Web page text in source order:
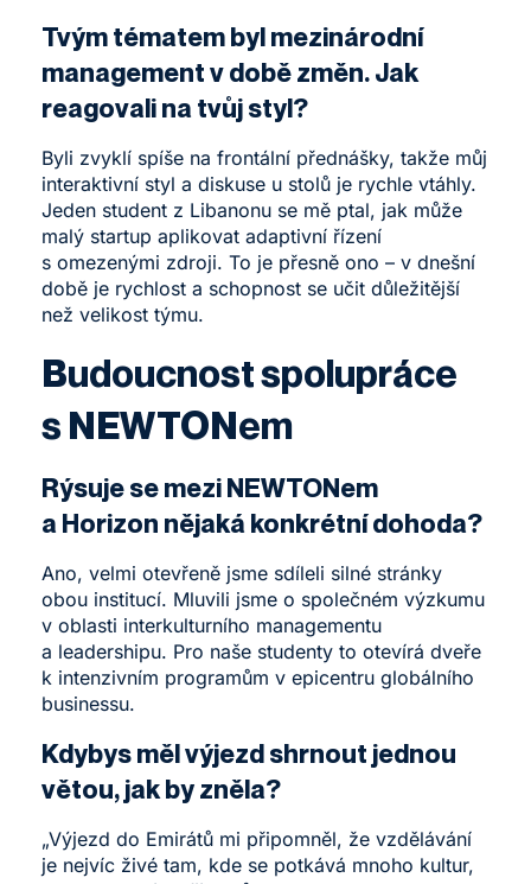
Tvým tématem byl mezinárodní
management v době změn. Jak
reagovali na tvůj styl?
Byli zvyklí spíše na frontální přednášky, takže můj
interaktivní styl a diskuse u stolů je rychle vtáhly.
Jeden student z Libanonu se mě ptal, jak může
malý startup aplikovat adaptivní řízení
s omezenými zdroji. To je přesně ono – v dnešní
době je rychlost a schopnost se učit důležitější
než velikost týmu.
Budoucnost spolupráce
s NEWTONem
Rýsuje se mezi NEWTONem
a Horizon nějaká konkrétní dohoda?
Ano, velmi otevřeně jsme sdíleli silné stránky
obou institucí. Mluvili jsme o společném výzkumu
v oblasti interkulturního managementu
a leadershipu. Pro naše studenty to otevírá dveře
k intenzivním programům v epicentru globálního
businessu.
Kdybys měl výjezd shrnout jednou
větou, jak by zněla?
„Výjezd do Emirátů mi připomněl, že vzdělávání
je nejvíc živé tam, kde se potkává mnoho kultur,